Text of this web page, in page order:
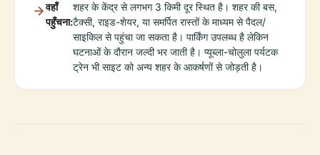
वहाँ
पहुँचना:
शहर के केंद्र से लगभग 3 किमी दूर स्थित है। शहर की बस,
टैक्सी, राइड-शेयर, या समर्पित रास्तों के माध्यम से पैदल/
साइकिल से पहुंचा जा सकता है। पार्किंग उपलब्ध है लेकिन
घटनाओं के दौरान जल्दी भर जाती है। प्यूब्ला-चोलुला पर्यटक
ट्रेन भी साइट को अन्य शहर के आकर्षणों से जोड़ती है।